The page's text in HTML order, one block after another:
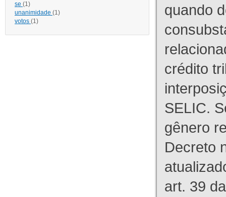
se (1)
unanimidade (1)
votos (1)
quando
crédito
SELIC.
gênero
Decreto
art. 39